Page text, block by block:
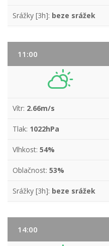
Srážky [3h]: beze srážek
11:00
Vítr: 2.66m/s
Tlak: 1022hPa
Vlhkost: 54%
Oblačnost: 53%
Srážky [3h]: beze srážek
14:00